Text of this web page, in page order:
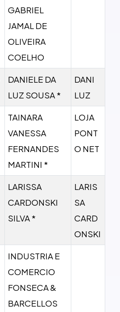
GABRIEL
JAMAL DE
OLIVEIRA
COELHO
DANIELE DA
LUZ SOUSA *
DANI
LUZ
TAINARA
VANESSA
FERNANDES
MARTINI *
LOJA
PONT
O NET
LARISSA
CARDONSKI
SILVA *
LARIS
SA
CARD
ONSKI
INDUSTRIA E
COMERCIO
FONSECA &
BARCELLOS